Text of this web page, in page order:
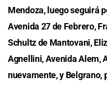
Mendoza, luego seguirá
Avenida 27 de Febrero,
Schultz de Mantovani,
Agnellini, Avenida Alem,
nuevamente, y